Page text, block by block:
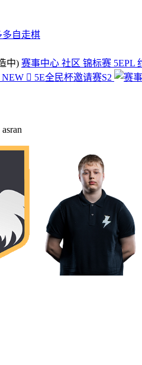
多自走棋
中) 赛事中心 社区 锦标赛 5EPL
NEW  5E全民杯邀请赛S2
asran